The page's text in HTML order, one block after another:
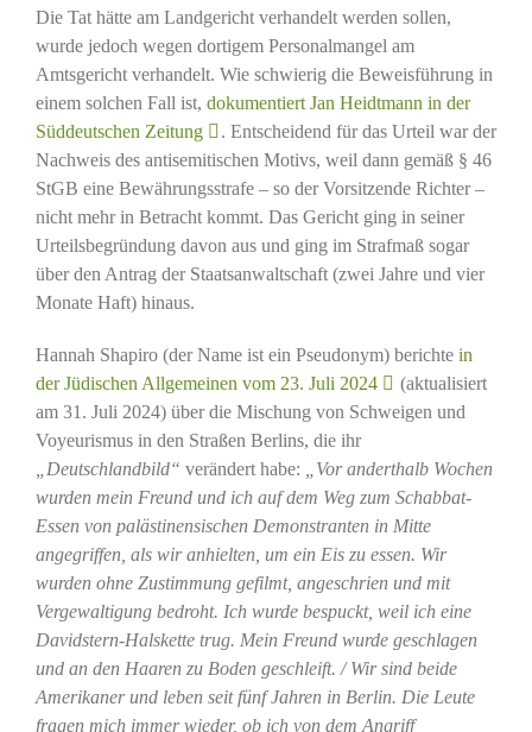
Die Tat hätte am Landgericht verhandelt werden sollen,
wurde jedoch wegen dortigem Personalmangel am
Amtsgericht verhandelt. Wie schwierig die Beweisführung in
einem solchen Fall ist, dokumentiert Jan Heidtmann in der
Süddeutschen Zeitung
. Entscheidend für das Urteil war der
Nachweis des antisemitischen Motivs, weil dann gemäß § 46
StGB eine Bewährungsstrafe – so der Vorsitzende Richter –
nicht mehr in Betracht kommt. Das Gericht ging in seiner
Urteilsbegründung davon aus und ging im Strafmaß sogar
über den Antrag der Staatsanwaltschaft (zwei Jahre und vier
Monate Haft) hinaus.
Hannah Shapiro (der Name ist ein Pseudonym) berichte in
der Jüdischen Allgemeinen vom 23. Juli 2024
(aktualisiert
am 31. Juli 2024) über die Mischung von Schweigen und
Voyeurismus in den Straßen Berlins, die ihr
„Deutschlandbild“ verändert habe:
„Vor anderthalb Wochen
wurden mein Freund und ich auf dem Weg zum Schabbat-
Essen von palästinensischen Demonstranten in Mitte
angegriffen, als wir anhielten, um ein Eis zu essen. Wir
wurden ohne Zustimmung gefilmt, angeschrien und mit
Vergewaltigung bedroht. Ich wurde bespuckt, weil ich eine
Davidstern-Halskette trug. Mein Freund wurde geschlagen
und an den Haaren zu Boden geschleift. / Wir sind beide
Amerikaner und leben seit fünf Jahren in Berlin. Die Leute
fragen mich immer wieder, ob ich von dem Angriff